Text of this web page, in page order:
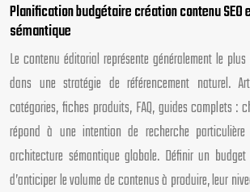
Planification budgétaire création contenu
sémantique
Le contenu éditorial représente généralement le
dans une stratégie de référencement naturel.
catégories, fiches produits, FAQ, guides complets :
répond à une intention de recherche
architecture sémantique globale. Définir un
d’anticiper le volume de contenus à produire, leur